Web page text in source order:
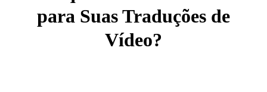
para Suas Traduções de
Vídeo?